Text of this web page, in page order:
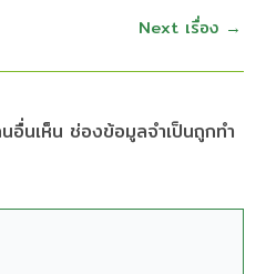
Next เรื่อง →
อื่นเห็น ช่องข้อมูลจำเป็นถูกทำ